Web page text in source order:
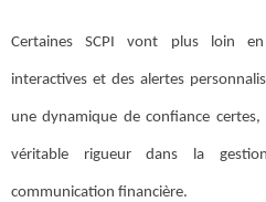
Certaines SCPI vont plus loin
interactives et des alertes
une dynamique de confiance
véritable rigueur dans la
communication financière.